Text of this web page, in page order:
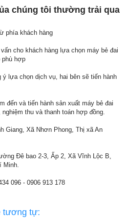
chúng tôi thường trải qua
phía khách hàng
cho khách hàng lựa chọn máy bẻ đai
phù hợp
lựa chọn dịch vụ, hai bên sẽ tiến hành
đến và tiến hành sản xuất máy bẻ đai
thu và thanh toán hợp đồng.
Giang, Xã Nhơn Phong, Thị xã An
Đê bao 2-3, Ấp 2, Xã Vĩnh Lộc B,
Minh.
096 - 0906 913 178
tương tự: